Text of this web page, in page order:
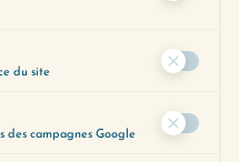
sera pas